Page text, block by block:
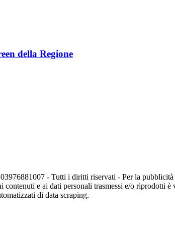
della Regione
- Tutti i diritti riservati - Per la
contenuti e ai dati personali trasmessi e/o riprodotti
di data scraping.